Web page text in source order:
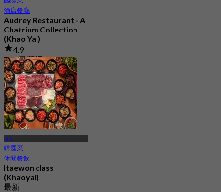
酒店餐廳
Audrey Restaurant - A
Chatrium Collection
(Khao Yai)
4.9
118 已預訂
起฿ 396.66
考艾
韓國菜
休閒餐飲
Itaewon class
(Khaoyai)
最新